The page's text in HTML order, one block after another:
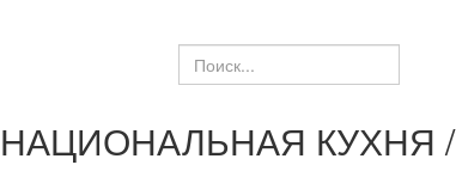
НАЦИОНАЛЬНАЯ КУХНЯ